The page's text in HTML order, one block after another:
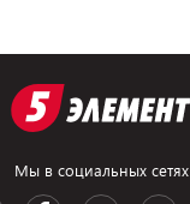
Мы в социальных сетях